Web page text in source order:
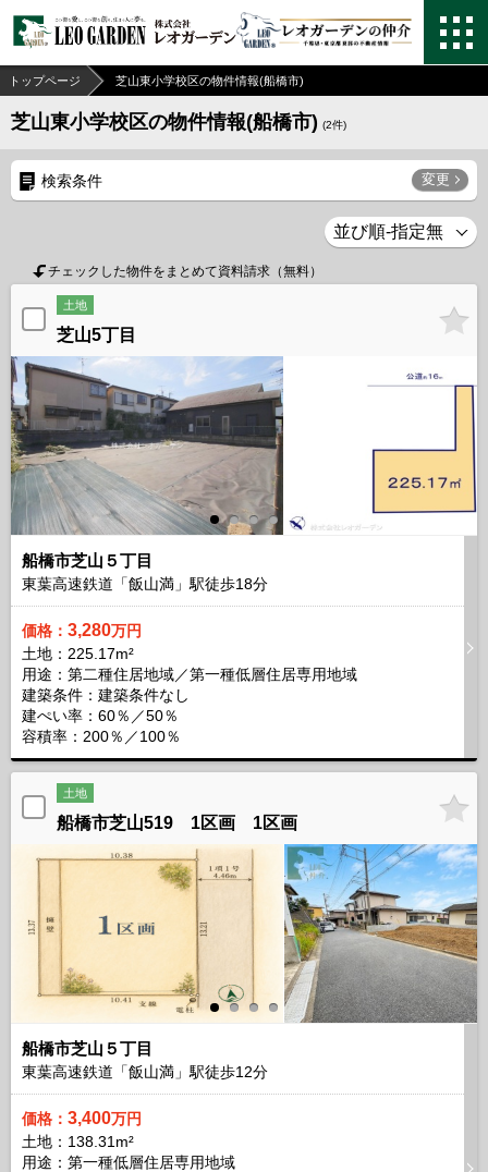
トップページ 芝山東小学校区の物件情報(船橋市)
芝山東小学校区の物件情報(船橋市) (2件)
検索条件 変更
チェックした物件をまとめて資料請求（無料）
土地
芝山5丁目
船橋市芝山５丁目
東葉高速鉄道「飯山満」駅徒歩18分
価格： 3,280万円
土地：225.17m²
用途：第二種住居地域／第一種低層住居専用地域
建築条件： 建築条件なし
建ぺい率：60％／50％
容積率：200％／100％
土地
船橋市芝山519 1区画 1区画
船橋市芝山５丁目
東葉高速鉄道「飯山満」駅徒歩12分
価格： 3,400万円
土地：138.31m²
用途：第一種低層住居専用地域